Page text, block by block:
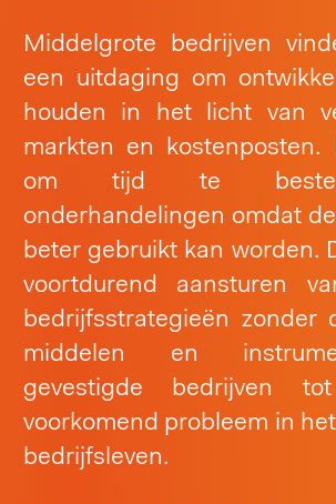
Middelgrote bedrijven
een uitdaging om
houden in het licht van
markten en
om tijd te
onderhandelingen omdat
beter gebruikt kan worden.
voortdurend aansturen
bedrijfsstrategieën zonder
middelen en
gevestigde bedrijven
voorkomend probleem in
bedrijfsleven.